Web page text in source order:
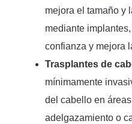
mejora el tamaño y
mediante
confianza y mejora
Trasplantes de
mínimamente
del cabello en
adelgazamiento o